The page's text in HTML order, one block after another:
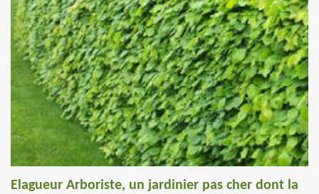
Elagueur Arboriste, un jardinier pas cher dont la